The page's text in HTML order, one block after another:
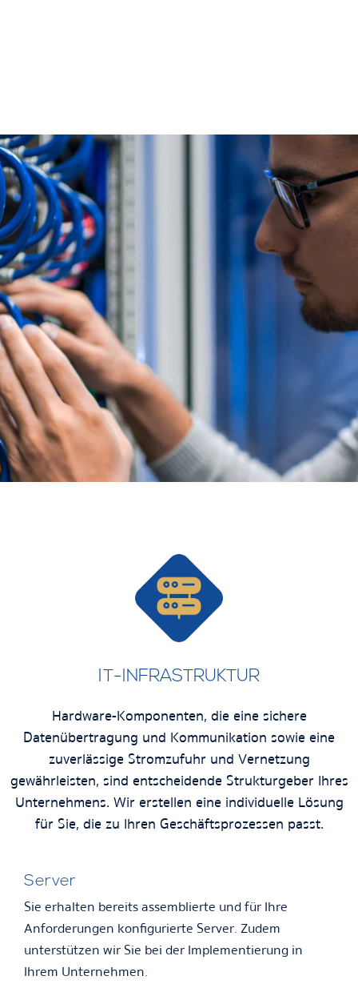
IT-INFRASTRUKTUR
Hardware-Komponenten, die eine sichere
Datenübertragung und Kommunikation sowie eine
zuverlässige Stromzufuhr und Vernetzung
gewährleisten, sind entscheidende Strukturgeber Ihres
Unternehmens. Wir erstellen eine individuelle Lösung
für Sie, die zu Ihren Geschäftsprozessen passt.
Server
Sie erhalten bereits assemblierte und für Ihre
Anforderungen konfigurierte Server. Zudem
unterstützen wir Sie bei der Implementierung in
Ihrem Unternehmen.